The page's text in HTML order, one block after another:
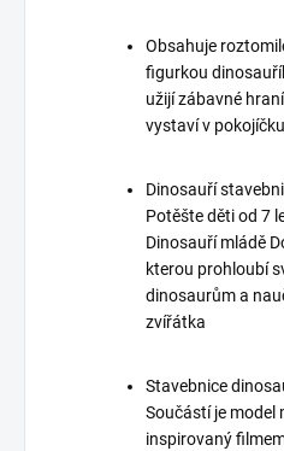
Obsahuje
figurkou
užijí zábavné
vystaví v pokojíčku
Dinosauří
Potěšte děti od 7
Dinosauří mládě
kterou prohloubí
dinosaurům a
zvířátka
Stavebnice
Součástí je model
inspirovaný